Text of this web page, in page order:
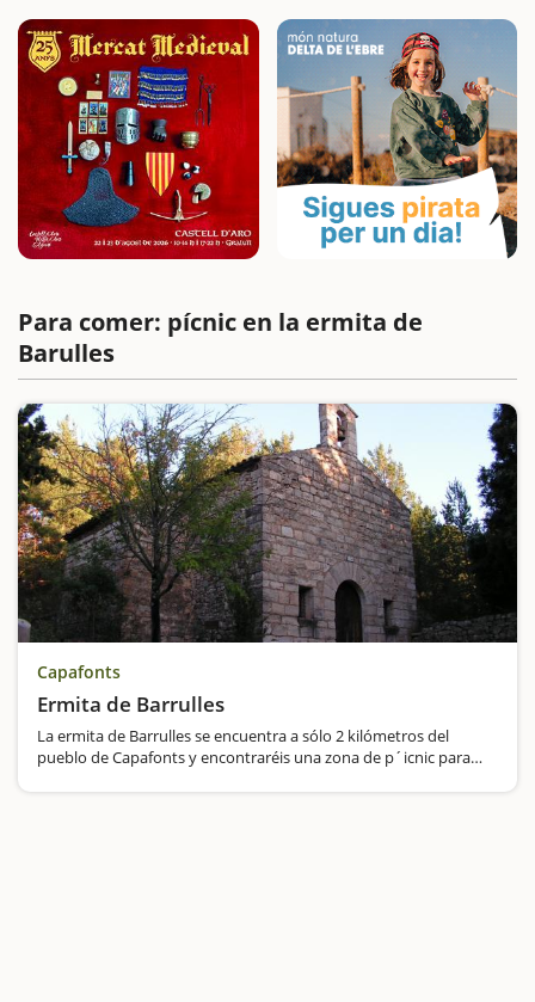
Para comer: pícnic en la ermita de
Barulles
Capafonts
Ermita de Barrulles
La ermita de Barrulles se encuentra a sólo 2 kilómetros del
pueblo de Capafonts y encontraréis una zona de p´icnic para